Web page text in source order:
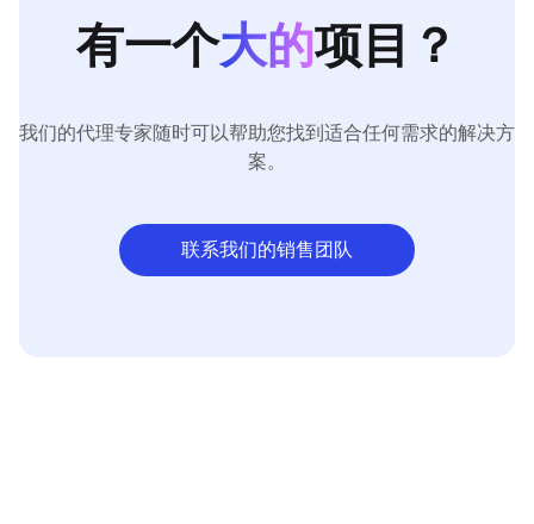
有一个大的项目？
我们的代理专家随时可以帮助您找到适合任何需求的解决方
案。
联系我们的销售团队